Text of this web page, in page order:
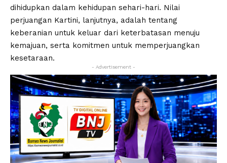
dihidupkan dalam kehidupan sehari-hari. Nilai
perjuangan Kartini, lanjutnya, adalah tentang
keberanian untuk keluar dari keterbatasan menuju
kemajuan, serta komitmen untuk memperjuangkan
kesetaraan.
- Advertisement -